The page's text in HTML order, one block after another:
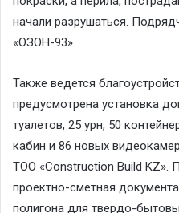
начали разрушаться.
«ОЗОН-93».
Также ведется
предусмотрена установка
туалетов, 25 урн, 50
кабин и 86 новых
ТОО «Construction Build KZ».
проектно-сметная
полигона для твердо-